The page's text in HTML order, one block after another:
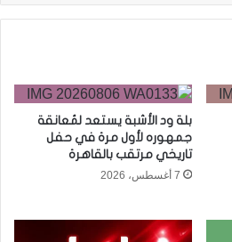
بلة ود الأشبة يستعد لمُعانقة
جمهوره لأول مرة في حفل
تاريخي مرتقب بالقاهرة
7 أغسطس، 2026